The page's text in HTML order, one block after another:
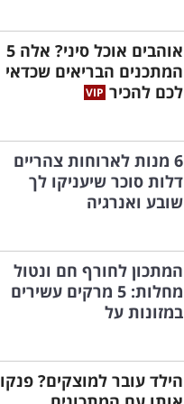
אוהבים אוכל סיני? אלה 5
המתכנים הבריאים שכדאי
לכם להכיר
6 מנות לארוחות צהריים
דלות סוכר שיעניקו לך
שובע ואנרגיה
המתכון לחורף חם ונטול
מחלות: 5 מרקים עשירים
במזונות על
הילד עובר למוצקים? פנקו